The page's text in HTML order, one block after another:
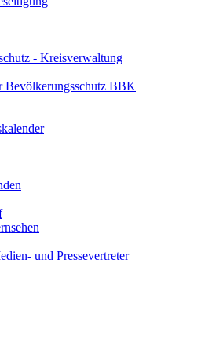
- Kreisverwaltung
Bevölkerungsschutz BBK
und Pressevertreter